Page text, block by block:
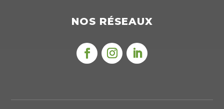
NOS RÉSEAUX